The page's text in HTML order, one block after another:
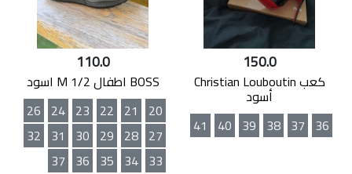
150.0
كعب Christian Louboutin
أسود
36
37
38
39
40
41
110.0
BOSS اطفال M 1/2 اسود
20
21
22
23
24
26
27
28
29
30
31
32
33
34
35
36
37